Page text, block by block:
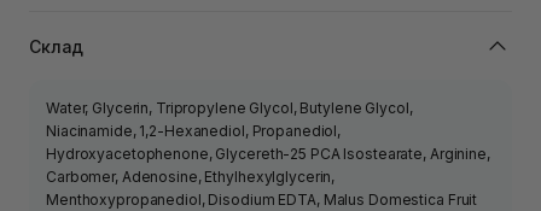
Склад
Water, Glycerin, Tripropylene Glycol, Butylene Glycol,
Niacinamide, 1,2-Hexanediol, Propanediol,
Hydroxyacetophenone, Glycereth-25 PCA Isostearate, Arginine,
Carbomer, Adenosine, Ethylhexylglycerin,
Menthoxypropanediol, Disodium EDTA, Malus Domestica Fruit